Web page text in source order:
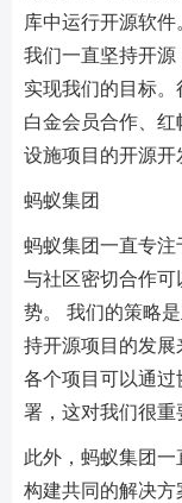
库中运行开源软件
我们一直坚持开源
实现我们的目标。
白金会员合作、
设施项目的开源开
蚂蚁集团
蚂蚁集团一直专注
与社区密切合作
势。 我们的策略
持开源项目的发展
各个项目可以通
署，这对我们很重
此外，蚂蚁集团
构建共同的解决方